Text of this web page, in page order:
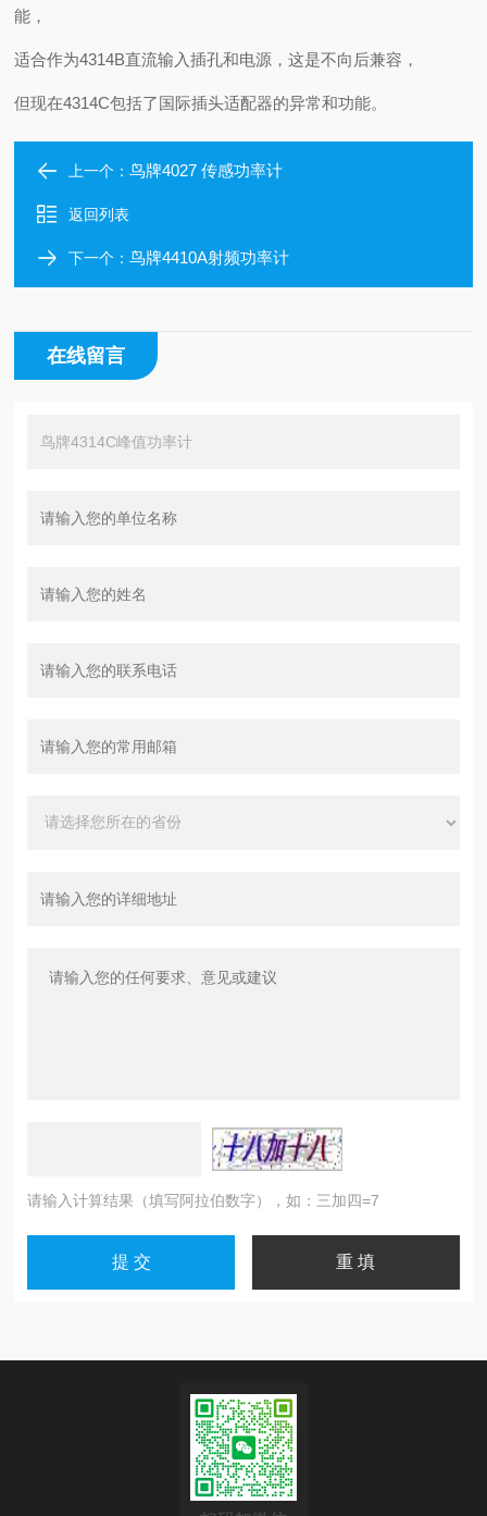
能，
适合作为4314B直流输入插孔和电源，这是不向后兼容，
但现在4314C包括了国际插头适配器的异常和功能。
上一个：鸟牌4027 传感功率计
返回列表
下一个：鸟牌4410A射频功率计
在线留言
请输入计算结果（填写阿拉伯数字），如：三加四=7